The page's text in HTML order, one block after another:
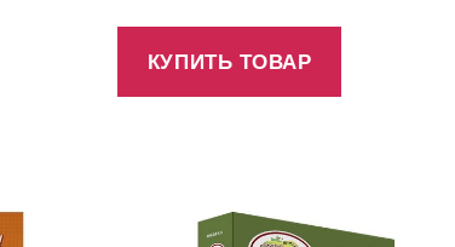
КУПИТЬ ТОВАР